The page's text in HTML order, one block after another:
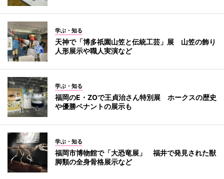
学ぶ・知る
天神で「博多祇園山笠と伝統工芸」展 山笠の飾り
人形展示や職人実演など
学ぶ・知る
福岡のE・ZOで王貞治さん特別展 ホークスの歴史
や優勝ペナントの展示も
学ぶ・知る
福岡市博物館で「大恐竜展」 福井で発見された獣
脚類の全身骨格展示など